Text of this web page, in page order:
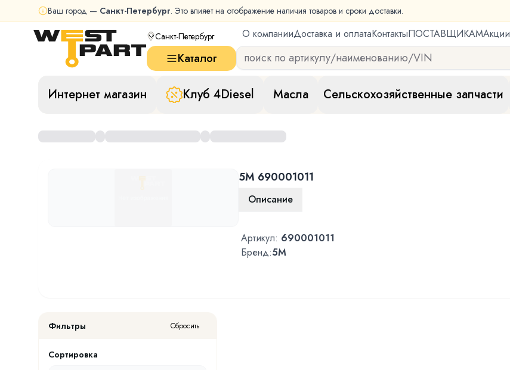
Ваш город — Санкт-Петербург. Это влияет на отображение наличия товаров и сроки доставки.
Санкт-Петербург О компанииДоставка и оплатаКонтактыПОСТАВЩИКАМАкции
Каталог
Интернет магазин Клуб 4Diesel Масла Сельскохозяйственные запчасти
5M 690001011
Описание
Артикул: 690001011
Бренд:5M
Фильтры Сбросить
Сортировка